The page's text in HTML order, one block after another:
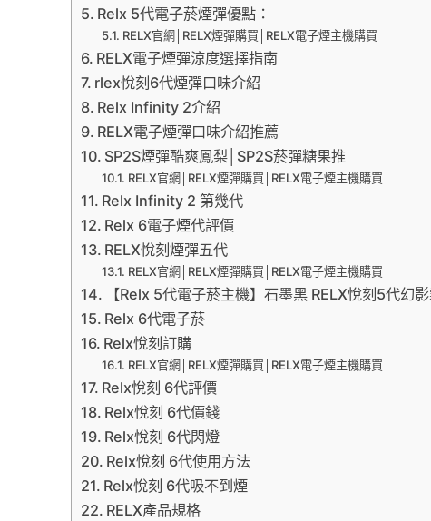
Relx 5代電子菸煙彈優點：
RELX官網│RELX煙彈購買│RELX電子煙主機購買
RELX電子煙彈涼度選擇指南
rlex悅刻6代煙彈口味介紹
Relx Infinity 2介紹
RELX電子煙彈口味介紹推薦
SP2S煙彈酷爽鳳梨│SP2S菸彈糖果推
RELX官網│RELX煙彈購買│RELX電子煙主機購買
Relx Infinity 2 第幾代
Relx 6電子煙代評價
RELX悅刻煙彈五代
RELX官網│RELX煙彈購買│RELX電子煙主機購買
【Relx 5代電子菸主機】石墨黑 RELX悅刻5代幻
Relx 6代電子菸
Relx悅刻訂購
RELX官網│RELX煙彈購買│RELX電子煙主機購買
Relx悅刻 6代評價
Relx悅刻 6代價錢
Relx悅刻 6代閃燈
Relx悅刻 6代使用方法
Relx悅刻 6代吸不到煙
RELX產品規格